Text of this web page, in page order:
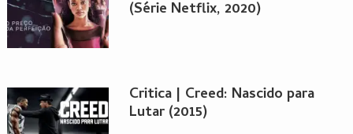
(Série Netflix, 2020)
Critica | Creed: Nascido para
Lutar (2015)